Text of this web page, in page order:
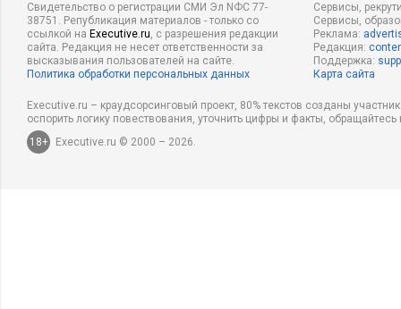
Свидетельство о регистрации СМИ Эл NФС 77-
38751. Републикация материалов - только со
ссылкой на Executive.ru, с разрешения редакции
сайта. Редакция не несет ответственности за
высказывания пользователей на сайте.
Политика обработки персональных данных
Сервисы,
Сервисы,
Реклама:
Редакция:
Поддержка:
Карта сайта
Executive.ru – краудсорсинговый проект, 80% текстов созданы
оспорить логику повествования, уточнить цифры и факты,
18+
Executive.ru © 2000 – 2026.